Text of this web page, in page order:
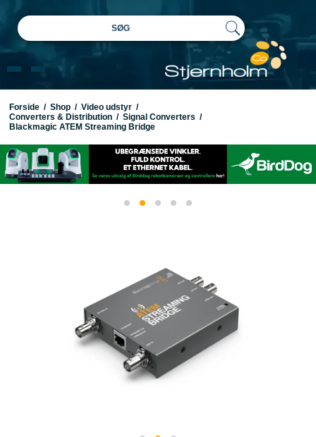
SØG
Forside / Shop / Video udstyr /
Converters & Distribution / Signal Converters /
Blackmagic ATEM Streaming Bridge